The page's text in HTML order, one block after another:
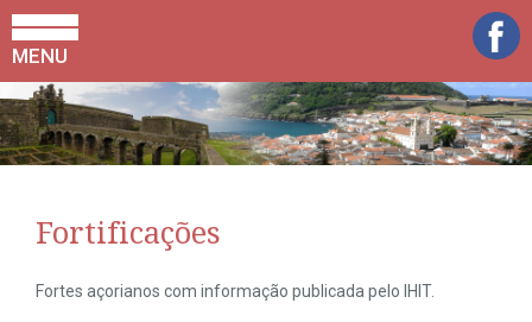
MENU
Fortificações
Fortes açorianos com informação publicada pelo IHIT.